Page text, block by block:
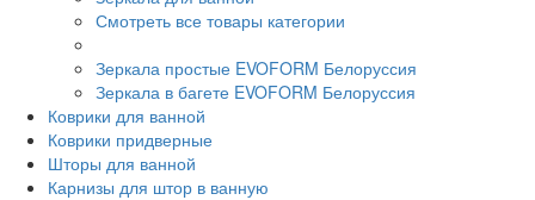
Смотреть все товары категории
Зеркала простые EVOFORM Белоруссия
Зеркала в багете EVOFORM Белоруссия
Коврики для ванной
Коврики придверные
Шторы для ванной
Карнизы для штор в ванную